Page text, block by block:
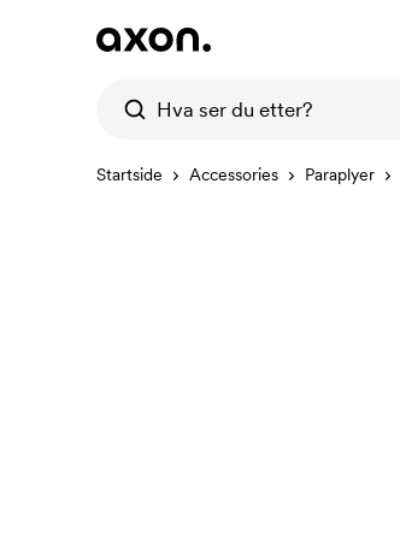
Startside Accessories Paraplyer